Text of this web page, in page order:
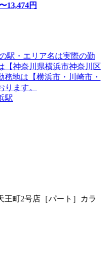
13,474円
駅・エリア名は実際の勤
【神奈川県横浜市神奈川区
務地は【横浜市・川崎市・
ます。
駅
町2号店［パート］カラ